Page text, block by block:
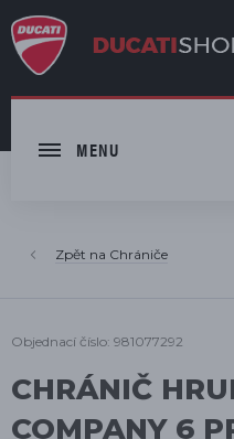
MENU
Chrániče
Objednací číslo: 981077292
CHRÁNIČ
COMPANY 6